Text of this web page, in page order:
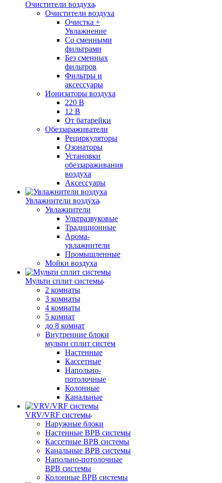
Очистители воздуха
Очистители воздуха
Очистка +
Увлажнение
Cо сменными
фильтрами
Без сменных
фильтров
Фильтры и
аксессуары
Ионизаторы воздуха
220 В
12 В
От батарейки
Обеззараживатели
Рециркуляторы
Озонаторы
Установки
обеззараживания
воздуха
Аксессуары
Увлажнители воздуха
Увлажнители
Ультразвуковые
Традиционные
Арома-
увлажнители
Промышленные
Мойки воздуха
Мульти сплит системы
2 комнаты
3 комнаты
4 комнаты
5 комнат
до 8 комнат
Внутренние блоки
мульти сплит систем
Настенные
Кассетные
Напольно-
потолочные
Колонные
Канальные
VRV/VRF системы
Наружные блоки
Настенные ВРВ системы
Кассетные ВРВ системы
Канальные ВРВ системы
Напольно-потолочные
ВРВ системы
Колонные ВРВ системы